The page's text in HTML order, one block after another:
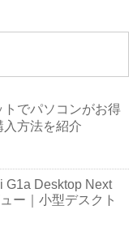
トでパソコンがお得
入方法を紹介
G1a Desktop Next
ー｜小型デスクト